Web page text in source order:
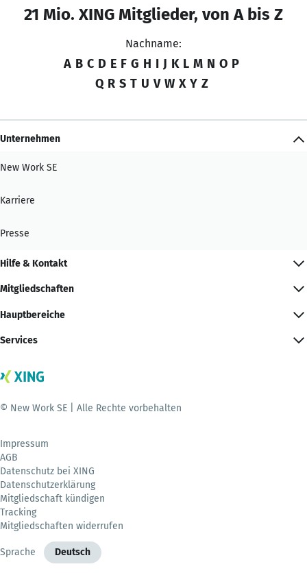
21 Mio. XING Mitglieder, von A bis Z
Nachname:
A B C D E F G H I J K L M N O P
Q R S T U V W X Y Z
Unternehmen
New Work SE
Karriere
Presse
Hilfe & Kontakt
Mitgliedschaften
Hauptbereiche
Services
© New Work SE | Alle Rechte vorbehalten
Impressum
AGB
Datenschutz bei XING
Datenschutzerklärung
Mitgliedschaft kündigen
Tracking
Mitgliedschaften widerrufen
Sprache Deutsch